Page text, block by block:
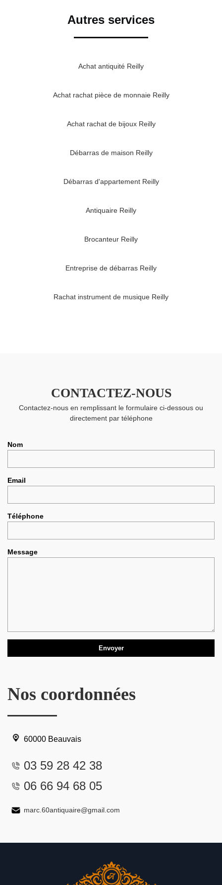
Autres services
Achat antiquité Reilly
Achat rachat pièce de monnaie Reilly
Achat rachat de bijoux Reilly
Débarras de maison Reilly
Débarras d'appartement Reilly
Antiquaire Reilly
Brocanteur Reilly
Entreprise de débarras Reilly
Rachat instrument de musique Reilly
CONTACTEZ-NOUS
Contactez-nous en remplissant le formulaire ci-dessous ou
directement par téléphone
Nom
Email
Téléphone
Message
Nos coordonnées
60000 Beauvais
03 59 28 42 38
06 66 94 68 05
marc.60antiquaire@gmail.com